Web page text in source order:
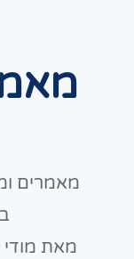
מאמרים
מאת